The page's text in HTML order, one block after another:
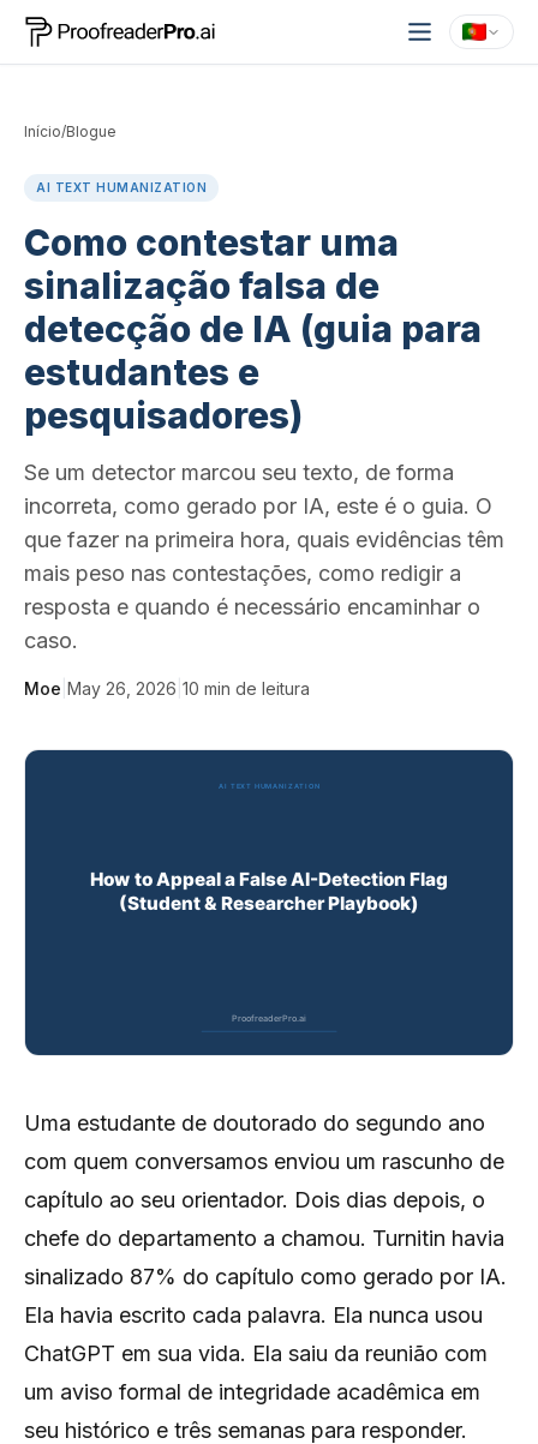
Início/Blogue
AI TEXT HUMANIZATION
Como contestar uma
sinalização falsa de
detecção de IA (guia para
estudantes e
pesquisadores)
Se um detector marcou seu texto, de forma
incorreta, como gerado por IA, este é o guia. O
que fazer na primeira hora, quais evidências têm
mais peso nas contestações, como redigir a
resposta e quando é necessário encaminhar o
caso.
Moe May 26, 2026 10 min de leitura
Uma estudante de doutorado do segundo ano
com quem conversamos enviou um rascunho de
capítulo ao seu orientador. Dois dias depois, o
chefe do departamento a chamou. Turnitin havia
sinalizado 87% do capítulo como gerado por IA.
Ela havia escrito cada palavra. Ela nunca usou
ChatGPT em sua vida. Ela saiu da reunião com
um aviso formal de integridade acadêmica em
seu histórico e três semanas para responder.